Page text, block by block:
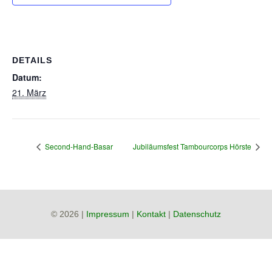
DETAILS
Datum:
21. März
Second-Hand-Basar Jubiläumsfest Tambourcorps Hörste
© 2026 | Impressum | Kontakt | Datenschutz